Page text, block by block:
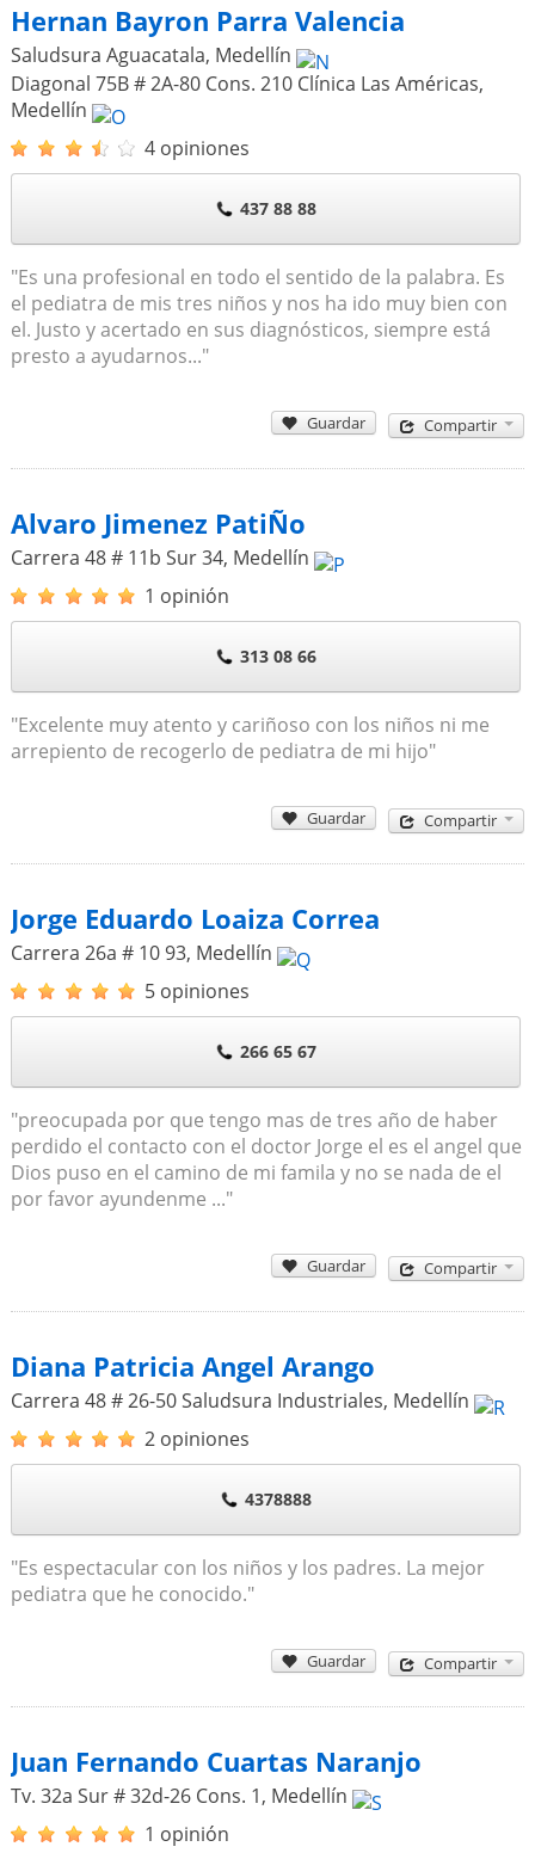
Hernan Bayron Parra Valencia
Saludsura Aguacatala, Medellín
Diagonal 75B # 2A-80 Cons. 210 Clínica Las Américas,
Medellín
4 opiniones
437 88 88
"Es una profesional en todo el sentido de la palabra. Es
el pediatra de mis tres niños y nos ha ido muy bien con
el. Justo y acertado en sus diagnósticos, siempre está
presto a ayudarnos..."
Guardar Compartir
Alvaro Jimenez PatiÑo
Carrera 48 # 11b Sur 34, Medellín
1 opinión
313 08 66
"Excelente muy atento y cariñoso con los niños ni me
arrepiento de recogerlo de pediatra de mi hijo"
Guardar Compartir
Jorge Eduardo Loaiza Correa
Carrera 26a # 10 93, Medellín
5 opiniones
266 65 67
"preocupada por que tengo mas de tres año de haber
perdido el contacto con el doctor Jorge el es el angel que
Dios puso en el camino de mi famila y no se nada de el
por favor ayundenme ..."
Guardar Compartir
Diana Patricia Angel Arango
Carrera 48 # 26-50 Saludsura Industriales, Medellín
2 opiniones
4378888
"Es espectacular con los niños y los padres. La mejor
pediatra que he conocido."
Guardar Compartir
Juan Fernando Cuartas Naranjo
Tv. 32a Sur # 32d-26 Cons. 1, Medellín
1 opinión